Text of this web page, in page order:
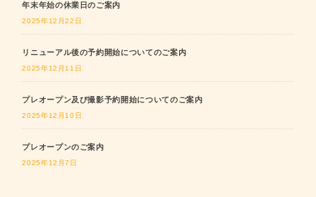
年末年始の休業日のご案内
2025年12月22日
リニューアル後の予約開始についてのご案内
2025年12月11日
プレオープン及び撮影予約開始についてのご案内
2025年12月10日
プレオープンのご案内
2025年12月7日